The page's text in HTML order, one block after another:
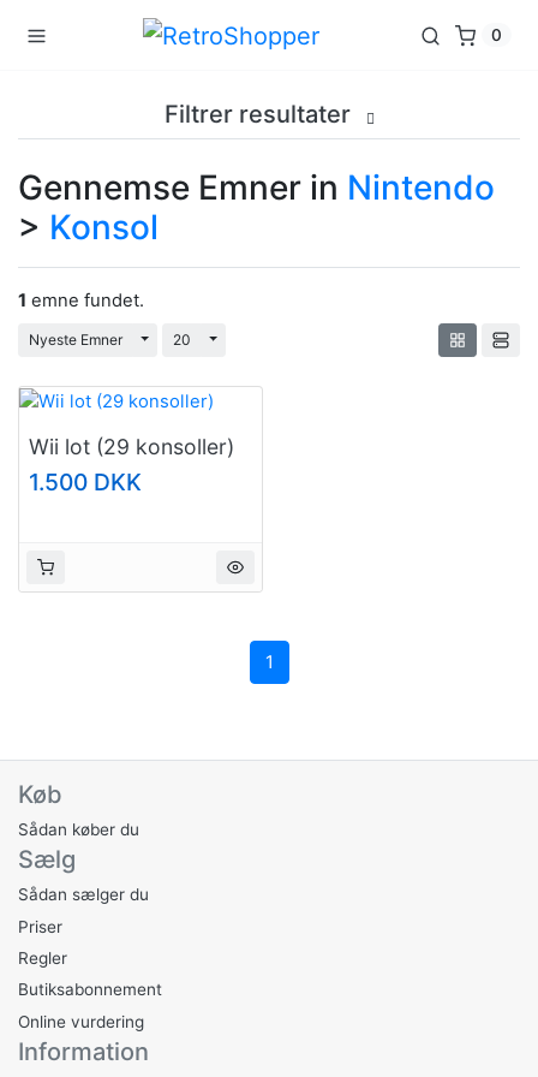
0
Filtrer resultater
Gennemse Emner in Nintendo
> Konsol
1 emne fundet.
Nyeste Emner Toggle Dropdown
20 Toggle Dropdown
Wii lot (29 konsoller)
1.500 DKK
1
Køb
Sådan køber du
Sælg
Sådan sælger du
Priser
Regler
Butiksabonnement
Online vurdering
Information